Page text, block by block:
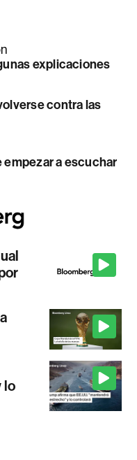
explicaciones
contra las
empezar a escuchar
lo